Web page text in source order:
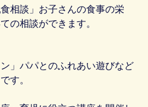
食相談」お子さんの食事の栄
の相談ができます。
ン」パパとのふれあい遊びなど
す。